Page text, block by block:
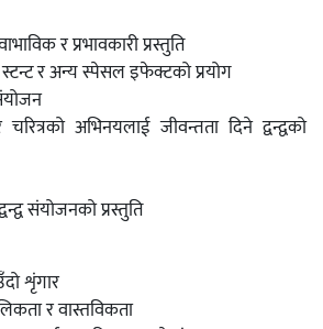
र प्रभावकारी प्रस्तुति
र अन्य स्पेसल इफेक्टको प्रयोग
चरित्रको अभिनयलाई जीवन्तता दिने द्वन्द्वको
संयोजनको प्रस्तुति
शृंगार
र वास्तविकता